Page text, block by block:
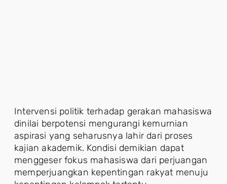
Intervensi politik terhadap gerakan mahasiswa
dinilai berpotensi mengurangi kemurnian
aspirasi yang seharusnya lahir dari proses
kajian akademik. Kondisi demikian dapat
menggeser fokus mahasiswa dari perjuangan
memperjuangkan kepentingan rakyat menuju